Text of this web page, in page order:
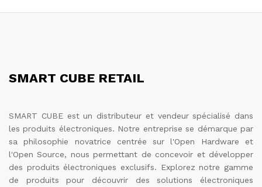
SMART CUBE RETAIL
SMART CUBE est un distributeur et vendeur spécialisé dans
les produits électroniques. Notre entreprise se démarque par
sa philosophie novatrice centrée sur l'Open Hardware et
l'Open Source, nous permettant de concevoir et développer
des produits électroniques exclusifs. Explorez notre gamme
de produits pour découvrir des solutions électroniques